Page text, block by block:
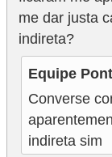
me dar justa
indireta?
Equipe
Converse
indireta sim